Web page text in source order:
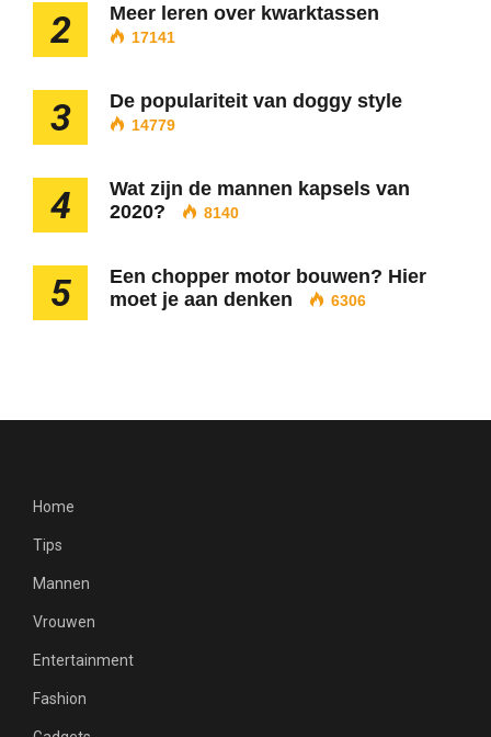
2 Meer leren over kwarktassen
17141
3 De populariteit van doggy style
14779
4
Wat zijn de mannen kapsels van
2020?
8140
5
Een chopper motor bouwen? Hier
moet je aan denken
6306
Home
Tips
Mannen
Vrouwen
Entertainment
Fashion